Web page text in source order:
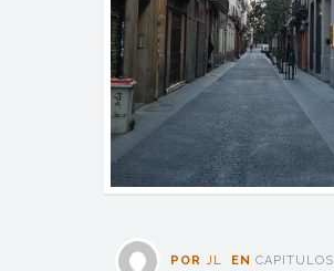
POR JL EN CAPITULOS